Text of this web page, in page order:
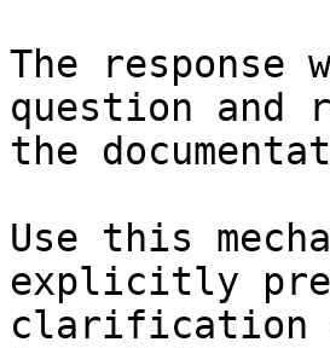
The
question and
the
Use this
explicitly
clarification